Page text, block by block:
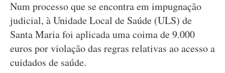
Num processo que se encontra em impugnação
judicial, à Unidade Local de Saúde (ULS) de
Santa Maria foi aplicada uma coima de 9.000
euros por violação das regras relativas ao acesso a
cuidados de saúde.